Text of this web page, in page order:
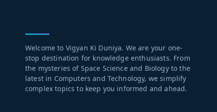
Welcome to Vigyan Ki Duniya. We are your one-
stop destination for knowledge enthusiasts. From
the mysteries of Space Science and Biology to the
latest in Computers and Technology, we simplify
complex topics to keep you informed and ahead.